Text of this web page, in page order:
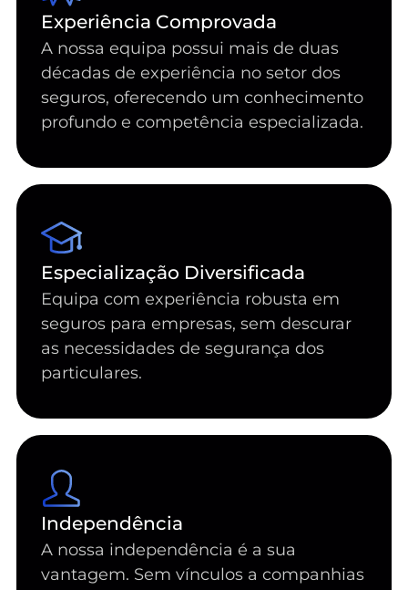
Experiência Comprovada
A nossa equipa possui mais de duas
décadas de experiência no setor dos
seguros, oferecendo um conhecimento
profundo e competência especializada.
Especialização Diversificada
Equipa com experiência robusta em
seguros para empresas, sem descurar
as necessidades de segurança dos
particulares.
Independência
A nossa independência é a sua
vantagem. Sem vínculos a companhias